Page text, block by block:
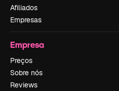
Afiliados
Empresas
Empresa
Preços
Sobre nós
Reviews